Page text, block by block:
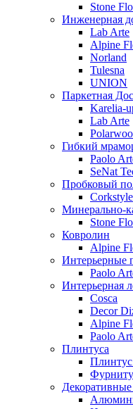
Stone
Инженерная
Lab Arte
Alpine
Norland
Tulesna
UNION
Паркетная
Karelia-
Lab Arte
Гибкий
Paolo
SeNat
Пробковый
Corkstyle
Минерально-
Stone
Ковролин
Alpine
Интерьерные
Paolo
Интерьерная
Cosca
Decor
Alpine
Paolo
Плинтуса